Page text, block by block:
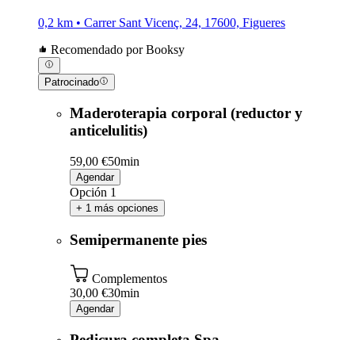
0,2 km • Carrer Sant Vicenç, 24, 17600, Figueres
Recomendado por Booksy
Patrocinado
Maderoterapia corporal (reductor y
anticelulitis)
59,00 €50min
Agendar
Opción 1
+ 1 más opciones
Semipermanente pies
Complementos
30,00 €30min
Agendar